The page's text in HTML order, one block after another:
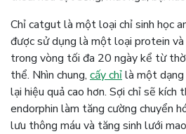
Chỉ catgut là một loại chỉ sinh học
được sử dụng là một loại protein
trong vòng tối đa 20 ngày kể từ
thể. Nhìn chung, cấy chỉlà một dạng
lại hiệu quả cao hơn. Sợi chỉ sẽ kích
endorphin làm tăng cường chuyển
lưu thông máu và tăng sinh lưới